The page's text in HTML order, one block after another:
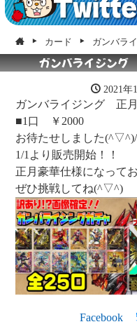
カード ガンバラ
ガンバライジン
2021年
ガンバライジング 正
■1口 ￥2000
お待たせしました(^▽^)/
1/1より販売開始！！
正月豪華仕様になって
ぜひ挑戦してね(^▽^)
Facebook